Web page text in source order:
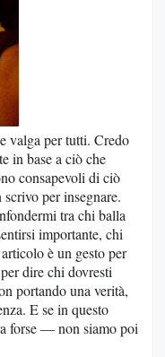
valga per tutti. Credo
in base a ciò che
consapevoli di ciò
per insegnare.
tra chi balla
importante, chi
è un gesto per
dire chi dovresti
portando una verità,
E se in questo
forse — non siamo poi